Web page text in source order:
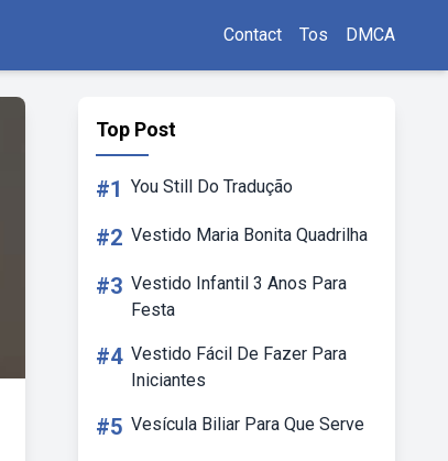
Contact Tos DMCA
Top Post
#1 You Still Do Tradução
#2 Vestido Maria Bonita Quadrilha
#3 Vestido Infantil 3 Anos Para
Festa
#4 Vestido Fácil De Fazer Para
Iniciantes
#5 Vesícula Biliar Para Que Serve